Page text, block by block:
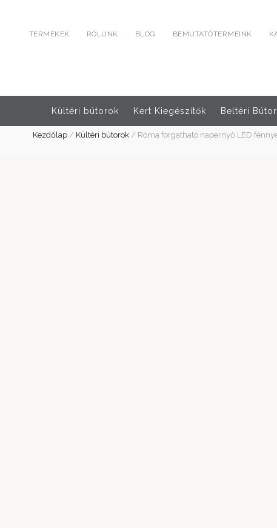
TERMÉKEK RÓLUNK BLOG BEMUTATÓTERMEINK
Kültéri bútorok Kert Kiegészítők Beltéri
Kezdőlap/ Kültéri bútorok/ Róma forgatható napernyő LED